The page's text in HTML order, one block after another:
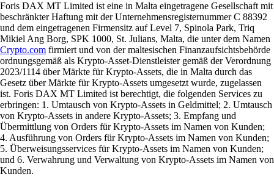
Foris DAX MT Limited ist eine in Malta eingetragene Gesellschaft mit
beschränkter Haftung mit der Unternehmensregisternummer C 88392
und dem eingetragenen Firmensitz auf Level 7, Spinola Park, Triq
Mikiel Ang Borg, SPK 1000, St. Julians, Malta, die unter dem Namen
Crypto.com firmiert und von der maltesischen Finanzaufsichtsbehörde
ordnungsgemäß als Krypto-Asset-Dienstleister gemäß der Verordnung
2023/1114 über Märkte für Krypto-Assets, die in Malta durch das
Gesetz über Märkte für Krypto-Assets umgesetzt wurde, zugelassen
ist. Foris DAX MT Limited ist berechtigt, die folgenden Services zu
erbringen: 1. Umtausch von Krypto-Assets in Geldmittel; 2. Umtausch
von Krypto-Assets in andere Krypto-Assets; 3. Empfang und
Übermittlung von Orders für Krypto-Assets im Namen von Kunden;
4. Ausführung von Orders für Krypto-Assets im Namen von Kunden;
5. Überweisungsservices für Krypto-Assets im Namen von Kunden;
und 6. Verwahrung und Verwaltung von Krypto-Assets im Namen von
Kunden.